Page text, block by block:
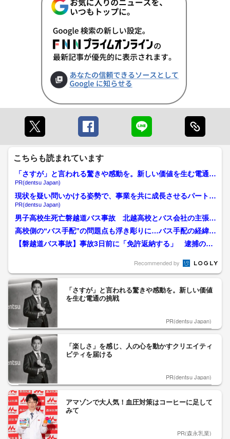
こちらも読まれています
「さすが」と言われる驚きや感動を。新しい価値を生む電通の
挑戦
PR(dentsu Japan)
現状を疑い問いかける姿勢で、事業を共に成長させるパートナ
ーへ
PR(dentsu Japan)
男子高校生死亡磐越道バス事故 北越高校とバス会社の主張に
3つの食い違い 現金3万...
高校側の“バス手配”の問題点も浮き彫りに…バス手配の経緯を
北越高校の顧問が説明「...
【磐越道バス事故】事故3日前に「免許返納する」 逮捕の男
Recommended by
「さすが」と言われる驚きや感動を。新しい価値
を生む電通の挑戦
PR(dentsu Japan)
「楽しさ」を感じ、人の心を動かすクリエイティ
ビティを届ける
PR(dentsu Japan)
アマゾンで大人気！血圧対策はコーヒーに足して
みて
PR(森永乳業)